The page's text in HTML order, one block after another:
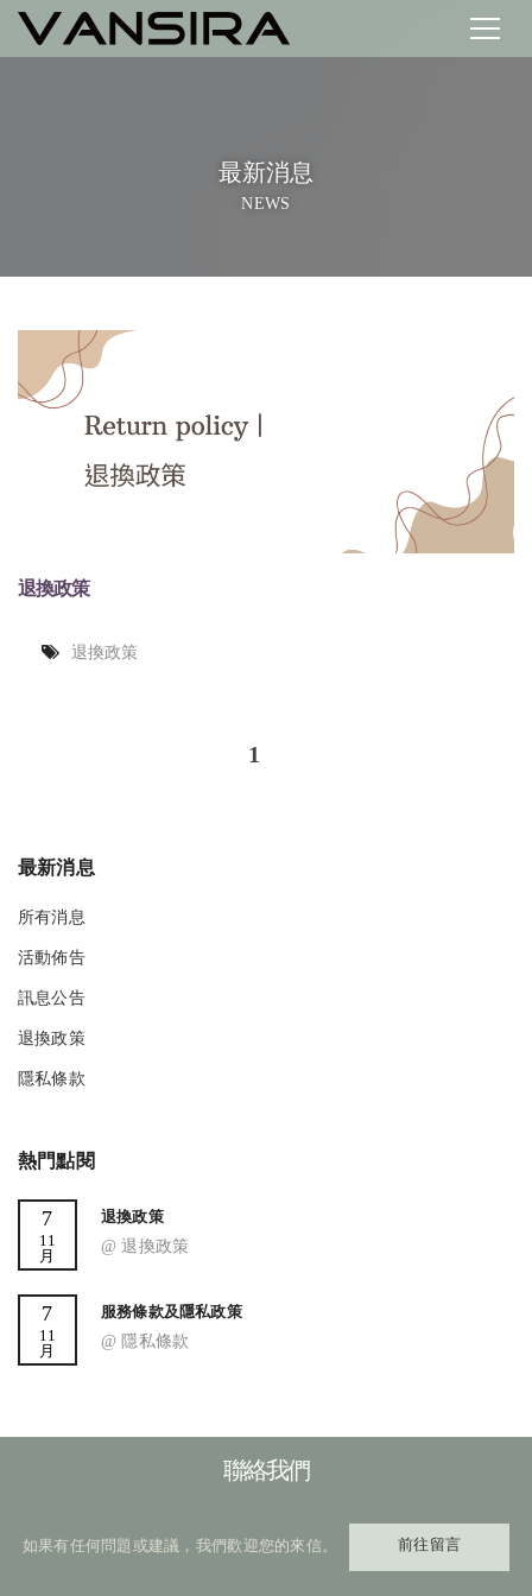
最新消息
NEWS
退換政策
退換政策
1
最新消息
所有消息
活動佈告
訊息公告
退換政策
隱私條款
熱門點閱
7
11
月
退換政策
@ 退換政策
7
11
月
服務條款及隱私政策
@ 隱私條款
聯絡我們
如果有任何問題或建議，我們歡迎您的來信。 前往留言